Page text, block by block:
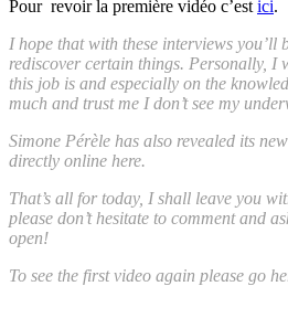
Pour revoir la première vidéo c’est ici.
I hope that with these interviews you’ll
rediscover certain things. Personally, I
this job is and especially on the
much and trust me I don’t see my
Simone Pérèle has also revealed its
directly online here.
That’s all for today, I shall leave you
please don’t hesitate to comment and
open!
To see the first video again please go